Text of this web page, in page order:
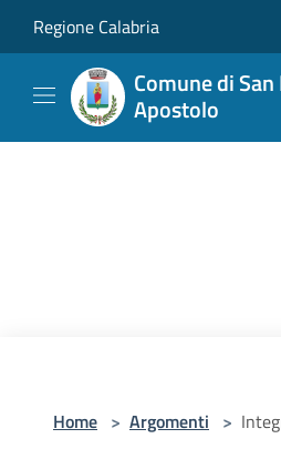
Regione Calabria
Comune di
Apostolo
Home > Argomenti >